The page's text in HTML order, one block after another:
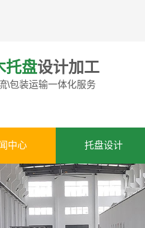
托盘设计加工
\包装运输一体化服务
中心 托盘设计